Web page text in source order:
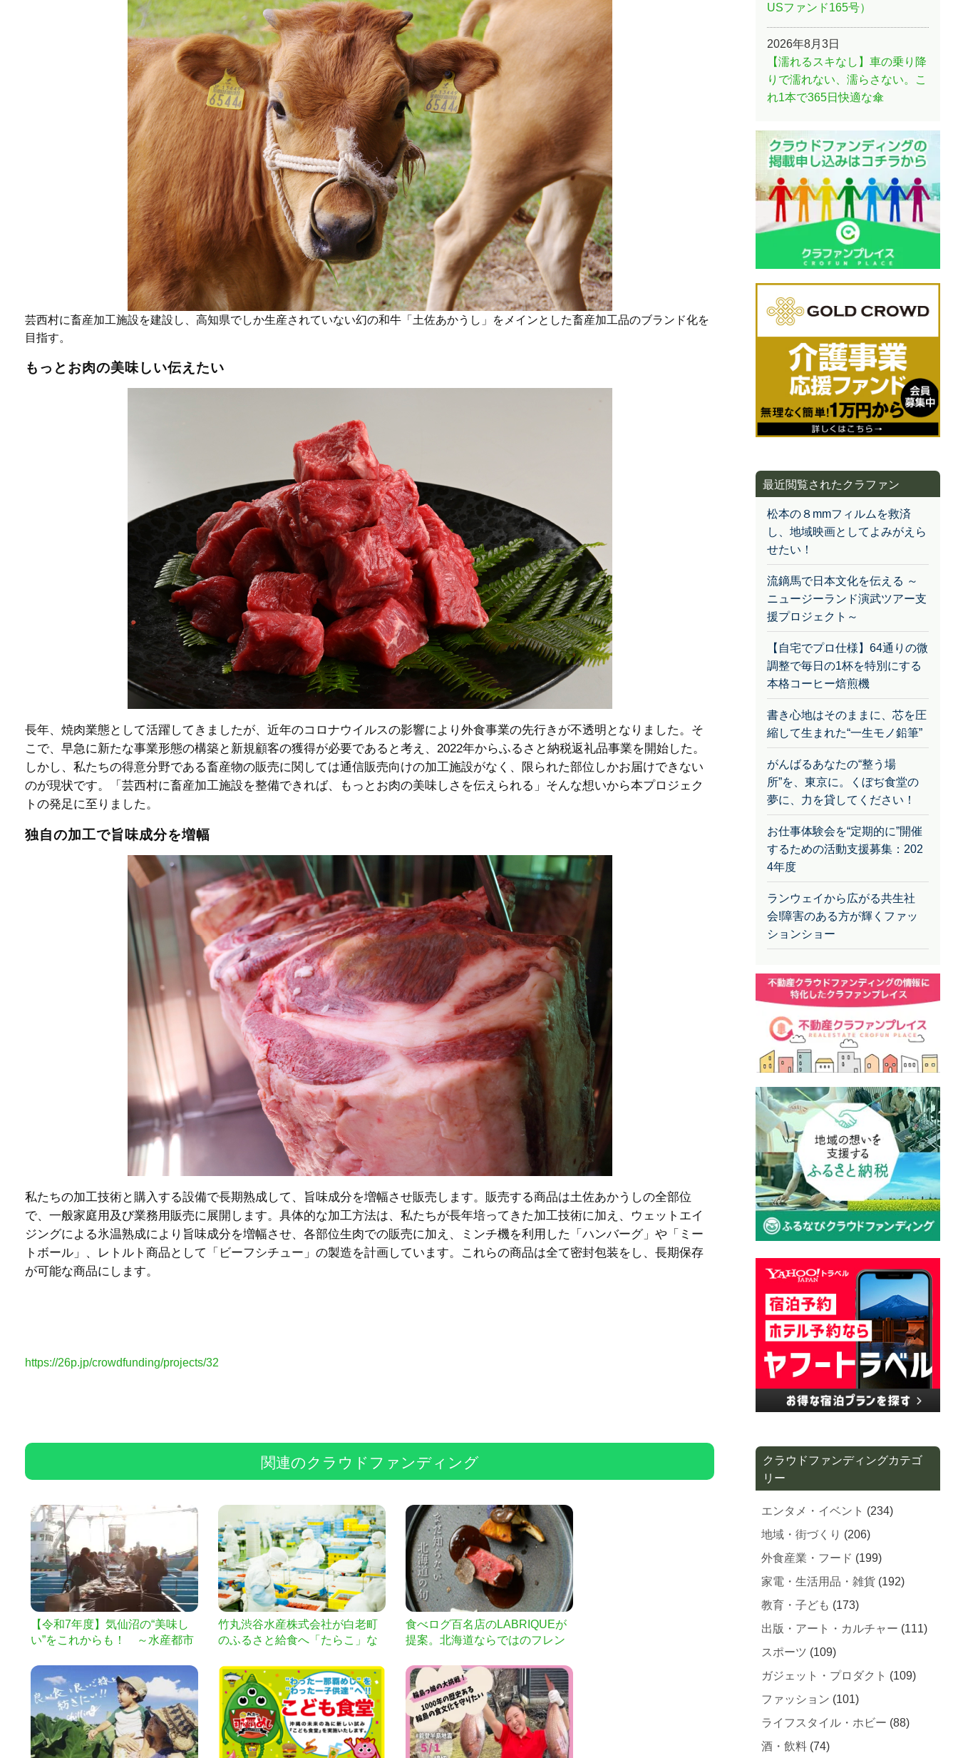
芸西村に畜産加工施設を建設し、高知県でしか生産されていない幻の和牛「土佐あかうし」をメインとした畜産加工品のブランド化を
目指す。
もっとお肉の美味しい伝えたい
長年、焼肉業態として活躍してきましたが、近年のコロナウイルスの影響により外食事業の先行きが不透明となりました。そ
こで、早急に新たな事業形態の構築と新規顧客の獲得が必要であると考え、2022年からふるさと納税返礼品事業を開始した。
しかし、私たちの得意分野である畜産物の販売に関しては通信販売向けの加工施設がなく、限られた部位しかお届けできない
のが現状です。「芸西村に畜産加工施設を整備できれば、もっとお肉の美味しさを伝えられる」そんな想いから本プロジェク
トの発足に至りました。
独自の加工で旨味成分を増幅
私たちの加工技術と購入する設備で長期熟成して、旨味成分を増幅させ販売します。販売する商品は土佐あかうしの全部位
で、一般家庭用及び業務用販売に展開します。具体的な加工方法は、私たちが長年培ってきた加工技術に加え、ウェットエイ
ジングによる氷温熟成により旨味成分を増幅させ、各部位生肉での販売に加え、ミンチ機を利用した「ハンバーグ」や「ミー
トボール」、レトルト商品として「ビーフシチュー」の製造を計画しています。これらの商品は全て密封包装をし、長期保存
が可能な商品にします。
https://26p.jp/crowdfunding/projects/32
関連のクラウドファンディング
【令和7年度】気仙沼の“美味し
い”をこれからも！ ～水産都市
ェクト～
竹丸渋谷水産株式会社が白老町
のふるさと給食へ「たらこ」な
食べログ百名店のLABRIQUEが
提案。北海道ならではのフレン
USファンド165号）
2026年8月3日
【濡れるスキなし】車の乗り降
りで濡れない、濡らさない。こ
れ1本で365日快適な傘
最近閲覧されたクラファン
松本の８mmフィルムを救済
し、地域映画としてよみがえら
せたい！
流鏑馬で日本文化を伝える ～
ニュージーランド演武ツアー支
援プロジェクト～
【自宅でプロ仕様】64通りの微
調整で毎日の1杯を特別にする
本格コーヒー焙煎機
書き心地はそのままに、芯を圧
縮して生まれた“一生モノ鉛筆”
がんばるあなたの“整う場
所”を、東京に。くぼぢ食堂の
夢に、力を貸してください！
お仕事体験会を“定期的に”開催
するための活動支援募集：202
4年度
ランウェイから広がる共生社
会!障害のある方が輝くファッ
ションショー
クラウドファンディングカテゴ
リー
エンタメ・イベント (234)
地域・街づくり (206)
外食産業・フード (199)
家電・生活用品・雑貨 (192)
教育・子ども (173)
出版・アート・カルチャー (111)
スポーツ (109)
ガジェット・プロダクト (109)
ファッション (101)
ライフスタイル・ホビー (88)
酒・飲料 (74)